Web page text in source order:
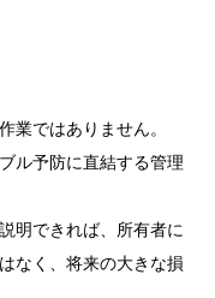
業ではありません。
ル予防に直結する管理
明できれば、所有者に
なく、将来の大きな損